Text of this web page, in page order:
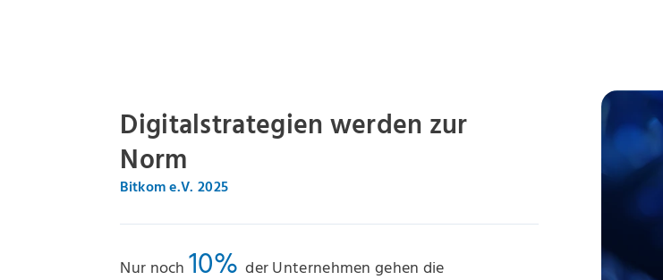
Digitalstrategien werden zur
Norm
Bitkom e.V. 2025
Nur noch 10%der Unternehmen gehen die